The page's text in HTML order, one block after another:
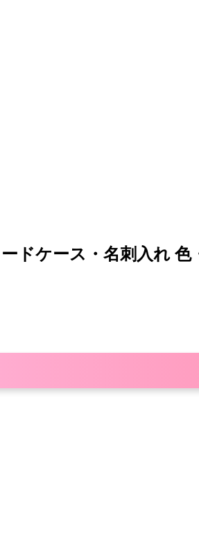
ドケース・名刺入れ